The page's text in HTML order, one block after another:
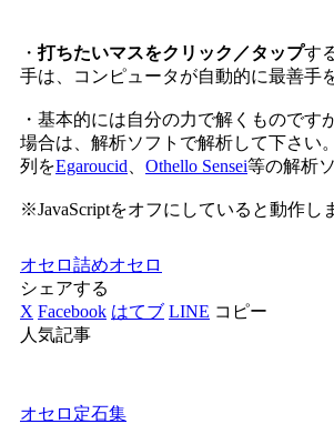
・打ちたいマスをクリック／タップす
手は、コンピュータが自動的に最善手
・基本的には自分の力で解くもので
場合は、解析ソフトで解析して下さい。
列をEgaroucid Othello Sensei等の解析
※JavaScriptをオフにしていると動作し
オセロ詰めオセロ
シェアする
X Facebook はてブ LINE コピー
人気記事
オセロ定石集